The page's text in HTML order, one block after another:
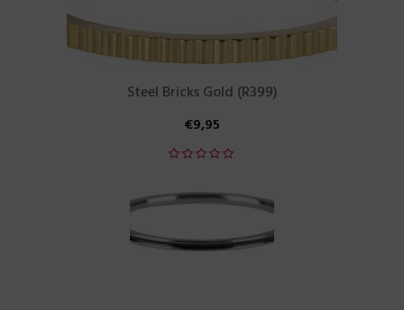
Steel Bricks Gold (R399)
€9,95